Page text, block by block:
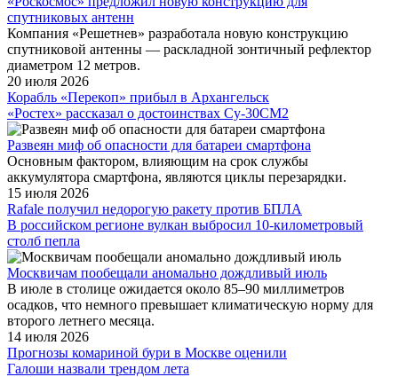
спутниковых антенн
Компания «Решетнев» разработала новую конструкцию
спутниковой антенны — раскладной зонтичный рефлектор
диаметром 12 метров.
20 июля 2026
Корабль «Перекоп» прибыл в Архангельск
«Ростех» рассказал о достоинствах Су-30СМ2
Развеян миф об опасности для батареи смартфона
Основным фактором, влияющим на срок службы
аккумулятора смартфона, являются циклы перезарядки.
15 июля 2026
Rafale получил недорогую ракету против БПЛА
В российском регионе вулкан выбросил 10-километровый
столб пепла
Москвичам пообещали аномально дождливый июль
В июле в столице ожидается около 85–90 миллиметров
осадков, что немного превышает климатическую норму для
второго летнего месяца.
14 июля 2026
Прогнозы комариной бури в Москве оценили
Галоши назвали трендом лета